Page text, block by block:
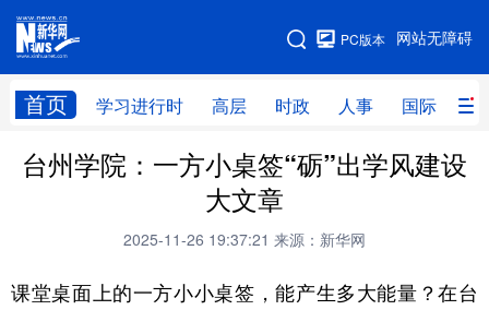
网站无障碍
PC版本
首页 学习进行时 高层 时政 人事 国际 财
网站地图
学习进行时 高层 时政 人事
科技 科创 量子 体育
台州学院：一方小桌签“砺”出学风建设
大文章
2025-11-26 19:37:21 来源：新华网
课堂桌面上的一方小小桌签，能产生多大能量？在台